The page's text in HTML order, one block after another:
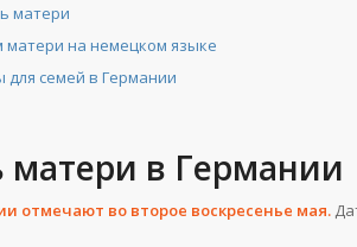
матери
матери на немецком языке
для семей в Германии
матери в Германии
отмечают во второе воскресенье мая.